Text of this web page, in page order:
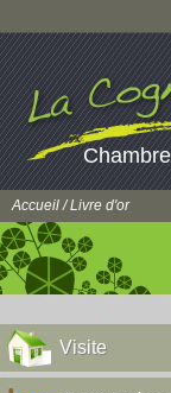
Accueil/ Livre d'or
Visite